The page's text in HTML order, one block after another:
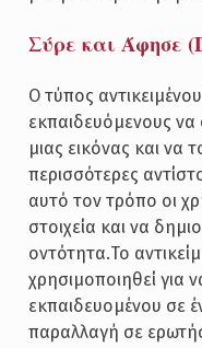
Σύρε και Άφησε
Ο τύπος
εκπαιδευόμενους να
μιας εικόνας και να
περισσότερες
αυτό τον τρόπο οι
στοιχεία και να
οντότητα.Το
χρησιμοποιηθεί για
εκπαιδευομένου σε
παραλλαγή σε